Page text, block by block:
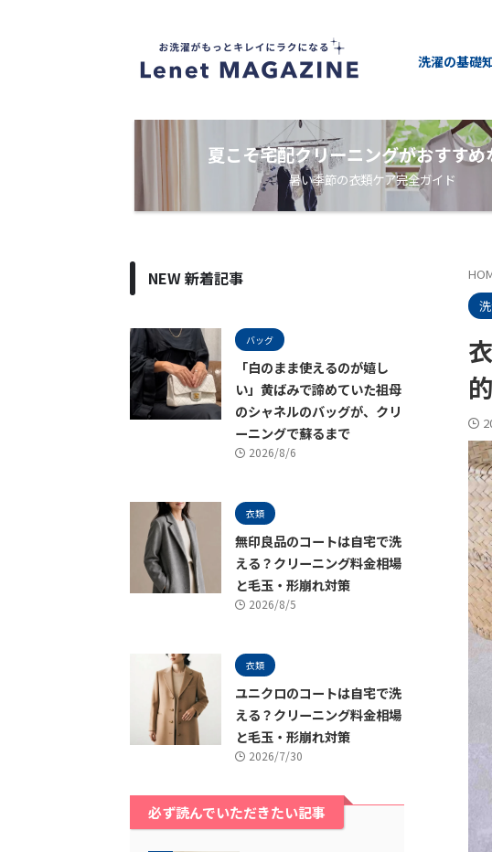
類
ケ
洗
ウ
ハ
ウ
メ
洗濯の基礎
夏こそ宅配クリーニングがおすすめ
暑い季節の衣類ケア完全ガイド
NEW 新着記事
バッグ
「白のまま使えるのが嬉し
い」黄ばみで諦めていた祖母
のシャネルのバッグが、クリ
ーニングで蘇るまで
2026/8/6
衣類
無印良品のコートは自宅で洗
える？クリーニング料金相場
と毛玉・形崩れ対策
2026/8/5
衣類
ユニクロのコートは自宅で洗
える？クリーニング料金相場
と毛玉・形崩れ対策
2026/7/30
必ず読んでいただきたい記事